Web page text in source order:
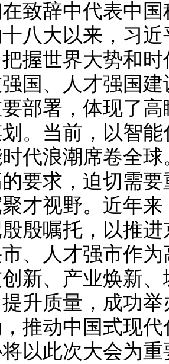
辞中代表中国
八大以来，习
握世界大势和
国、人才强国
部署，体现了
。当前，以智
代浪潮席卷全
要求，迫切需
才视野。近年
殷嘱托，以推
、人才强市作
新、产业焕新
升质量，成功
推动中国式现
以此次大会为